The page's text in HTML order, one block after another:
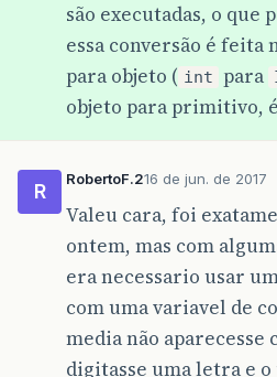
são executadas, o que
essa conversão é feita
para objeto ( int para
objeto para primitivo,
R
RobertoF.216 de jun. de 2017
Valeu cara, foi
ontem, mas com
era necessario usar
com uma variavel de
media não aparecesse
digitasse uma letra e